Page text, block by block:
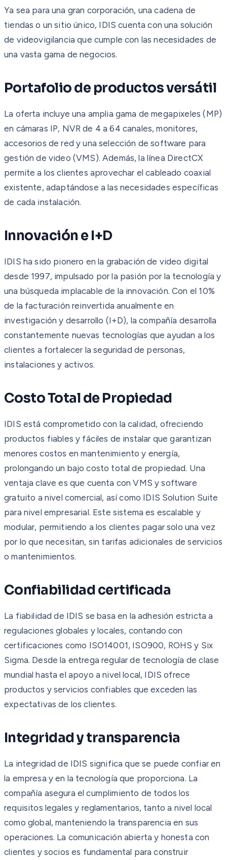
Ya sea para una gran corporación, una cadena de
tiendas o un sitio único, IDIS cuenta con una solución
de videovigilancia que cumple con las necesidades de
una vasta gama de negocios.
Portafolio de productos versátil
La oferta incluye una amplia gama de megapixeles (MP)
en cámaras IP, NVR de 4 a 64 canales, monitores,
accesorios de red y una selección de software para
gestión de video (VMS). Además, la línea DirectCX
permite a los clientes aprovechar el cableado coaxial
existente, adaptándose a las necesidades específicas
de cada instalación.
Innovación e I+D
IDIS ha sido pionero en la grabación de video digital
desde 1997, impulsado por la pasión por la tecnología y
una búsqueda implacable de la innovación. Con el 10%
de la facturación reinvertida anualmente en
investigación y desarrollo (I+D), la compañía desarrolla
constantemente nuevas tecnologías que ayudan a los
clientes a fortalecer la seguridad de personas,
instalaciones y activos.
Costo Total de Propiedad
IDIS está comprometido con la calidad, ofreciendo
productos fiables y fáciles de instalar que garantizan
menores costos en mantenimiento y energía,
prolongando un bajo costo total de propiedad. Una
ventaja clave es que cuenta con VMS y software
gratuito a nivel comercial, así como IDIS Solution Suite
para nivel empresarial. Este sistema es escalable y
modular, permitiendo a los clientes pagar solo una vez
por lo que necesitan, sin tarifas adicionales de servicios
o mantenimientos.
Confiabilidad certificada
La fiabilidad de IDIS se basa en la adhesión estricta a
regulaciones globales y locales, contando con
certificaciones como ISO14001, ISO900, ROHS y Six
Sigma. Desde la entrega regular de tecnología de clase
mundial hasta el apoyo a nivel local, IDIS ofrece
productos y servicios confiables que exceden las
expectativas de los clientes.
Integridad y transparencia
La integridad de IDIS significa que se puede confiar en
la empresa y en la tecnología que proporciona. La
compañía asegura el cumplimiento de todos los
requisitos legales y reglamentarios, tanto a nivel local
como global, manteniendo la transparencia en sus
operaciones. La comunicación abierta y honesta con
clientes y socios es fundamental para construir